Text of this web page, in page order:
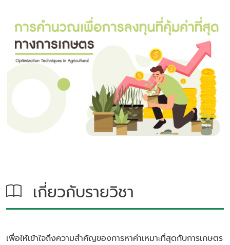
เกี่ยวกับรายวิชา
เพื่อให้เข้าใจถึงความสำคัญของการหาค่าเหมาะที่สุดกับการเกษตร